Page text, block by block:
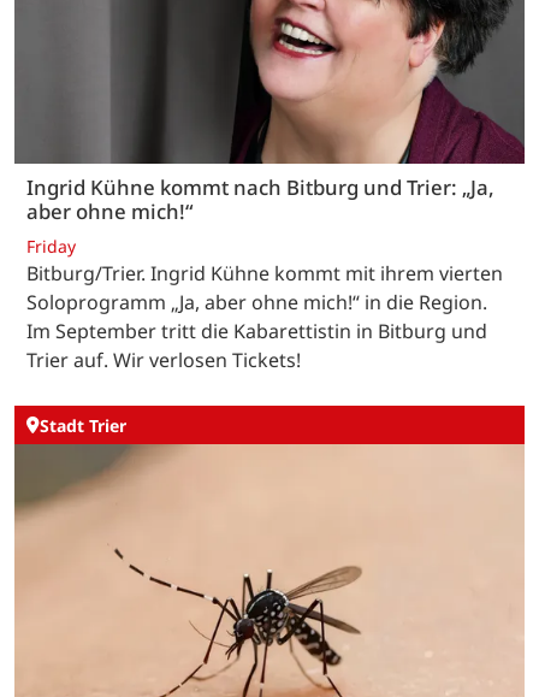
Ingrid Kühne kommt nach Bitburg und Trier: „Ja,
aber ohne mich!“
Friday
Bitburg/Trier. Ingrid Kühne kommt mit ihrem vierten
Soloprogramm „Ja, aber ohne mich!“ in die Region.
Im September tritt die Kabarettistin in Bitburg und
Trier auf. Wir verlosen Tickets!
Stadt Trier